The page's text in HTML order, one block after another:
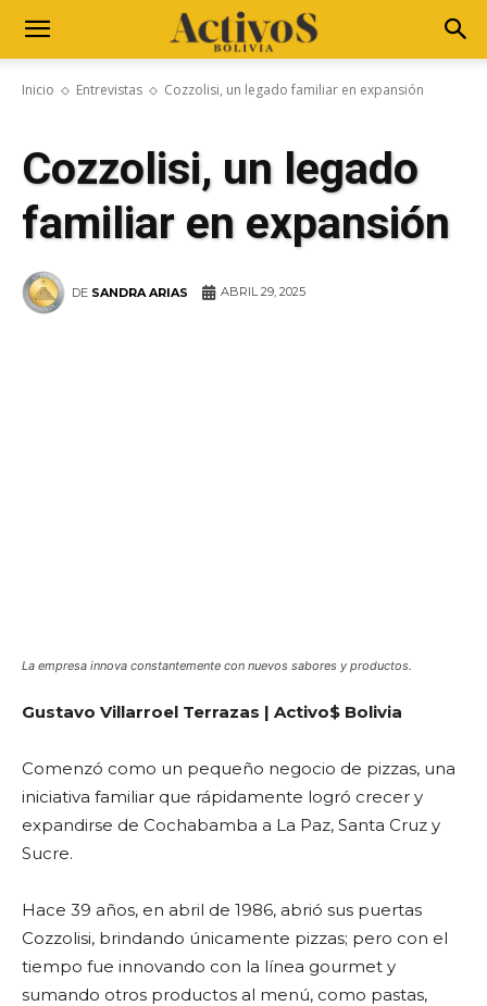
Inicio Entrevistas Cozzolisi, un legado familiar en expansión
Cozzolisi, un legado
familiar en expansión
DE SANDRA ARIAS ABRIL 29, 2025
La empresa innova constantemente con nuevos sabores y productos.
Gustavo Villarroel Terrazas | Activo$ Bolivia
Comenzó como un pequeño negocio de pizzas, una
iniciativa familiar que rápidamente logró crecer y
expandirse de Cochabamba a La Paz, Santa Cruz y
Sucre.
Hace 39 años, en abril de 1986, abrió sus puertas
Cozzolisi, brindando únicamente pizzas; pero con el
tiempo fue innovando con la línea gourmet y
sumando otros productos al menú, como pastas,